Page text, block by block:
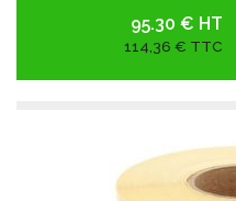
95.30 € HT
114,36 € TTC